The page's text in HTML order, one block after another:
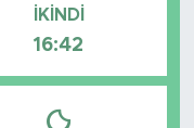
İKINDI
16:42